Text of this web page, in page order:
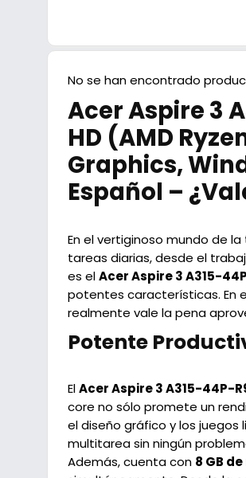
No se han encontrado
Acer Aspire 3
HD (‎AMD
Graphics,
Español –
En el vertiginoso mundo de
tareas diarias, desde el
es elAcer Aspire 3 A315-
potentes características. En
realmente vale la pena
Potente
ElAcer Aspire 3 A315-44P-
core no sólo promete un
el diseño gráfico y los juegos
multitarea sin ningún
Además, cuenta con 8 GB